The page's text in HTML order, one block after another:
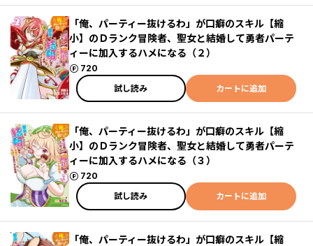
「俺、パーティー抜けるわ」が口癖のスキル【縮
小】のＤランク冒険者、聖女と結婚して勇者パーテ
ィーに加入するハメになる（２）
720
ポイント
試し読み
カートに追加
「俺、パーティー抜けるわ」が口癖のスキル【縮
小】のＤランク冒険者、聖女と結婚して勇者パーテ
ィーに加入するハメになる（３）
720
ポイント
試し読み
カートに追加
「俺、パーティー抜けるわ」が口癖のスキル【縮